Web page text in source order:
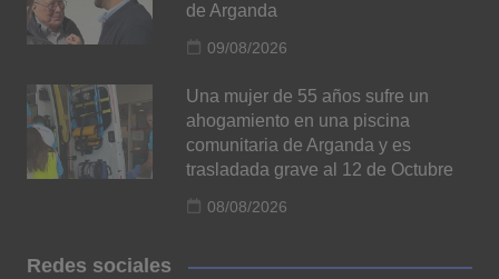
de Arganda
09/08/2026
Una mujer de 55 años sufre un
ahogamiento en una piscina
comunitaria de Arganda y es
trasladada grave al 12 de Octubre
08/08/2026
Redes sociales